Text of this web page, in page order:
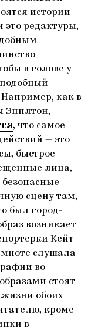
истории
это редактуры,
в голове у
как в
Эпплтон,
, что самое
— это
быстрое
лица,
сцену там,
был город-
возникает
Кейт
слушала
во
стоят
обоих
кроме
в